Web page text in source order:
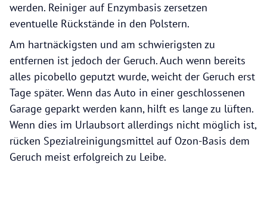
werden. Reiniger auf Enzymbasis zersetzen
eventuelle Rückstände in den Polstern.
Am hartnäckigsten und am schwierigsten zu
entfernen ist jedoch der Geruch. Auch wenn bereits
alles picobello geputzt wurde, weicht der Geruch erst
Tage später. Wenn das Auto in einer geschlossenen
Garage geparkt werden kann, hilft es lange zu lüften.
Wenn dies im Urlaubsort allerdings nicht möglich ist,
rücken Spezialreinigungsmittel auf Ozon-Basis dem
Geruch meist erfolgreich zu Leibe.